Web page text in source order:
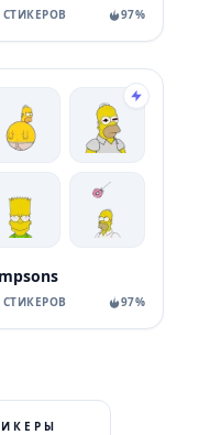
СТИКЕРОВ 97%
СТИКЕРОВ 97%